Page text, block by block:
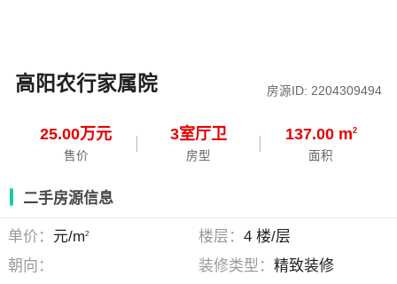
高阳农行家属院 房源ID: 2204309494
25.00万元
售价
3室厅卫
房型
137.00 m2
面积
二手房源信息
单价： 元/m2 楼层： 4 楼/层
朝向：
装修类型： 精致装修